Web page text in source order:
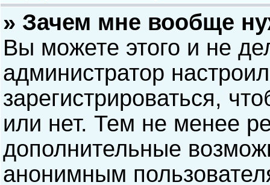
» Зачем мне вообще
Вы можете этого и не
администратор
зарегистрироваться,
или нет. Тем не менее
дополнительные
анонимным